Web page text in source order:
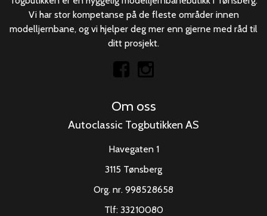
Vi har stor kompetanse på de fleste områder innen
modelljernbane, og vi hjelper deg mer enn gjerne med råd til
ditt prosjekt.
Om oss
Autoclassic Togbutikken AS
Havegaten 1
3115 Tønsberg
Org. nr. 998528658
Tlf: 33210080